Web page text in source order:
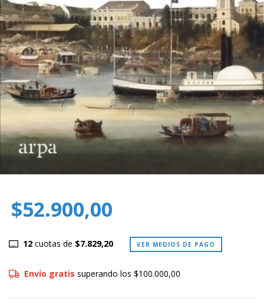
$52.900,00
12cuotas de $7.829,20 VER MEDIOS DE PAGO
Envío gratis superando los $100.000,00